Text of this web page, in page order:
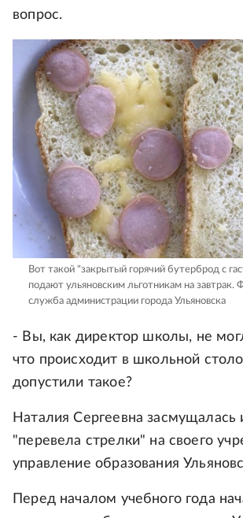
вопрос.
Вот такой "закрытый горячий бутерброд с
подают ульяновским льготникам на завтрак.
служба администрации города Ульяновска
- Вы, как директор школы, не
что происходит в школьной
допустили такое?
Наталия Сергеевна засмущалась
"перевела стрелки" на своего
управление образования
Перед началом учебного года